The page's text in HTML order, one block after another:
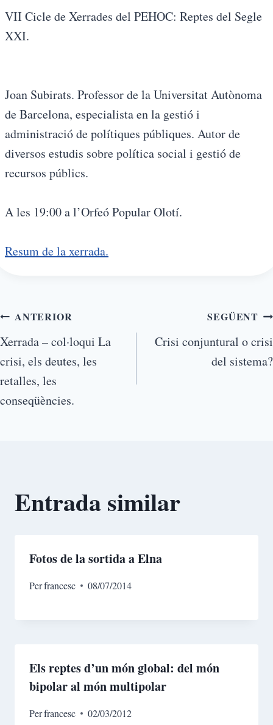
VII Cicle de Xerrades del PEHOC: Reptes del Segle
XXI.
Joan Subirats. Professor de la Universitat Autònoma
de Barcelona, especialista en la gestió i
administració de polítiques públiques. Autor de
diversos estudis sobre política social i gestió de
recursos públics.
A les 19:00 a l’Orfeó Popular Olotí.
Resum de la xerrada.
Navegació
d'entrades
ANTERIOR
Xerrada – col·loqui La
crisi, els deutes, les
retalles, les
conseqüències.
SEGÜENT
Crisi conjuntural o crisi
del sistema?
Entrada similar
Fotos de la sortida a Elna
Perfrancesc 08/07/2014
Els reptes d’un món global: del món
bipolar al món multipolar
Perfrancesc 02/03/2012